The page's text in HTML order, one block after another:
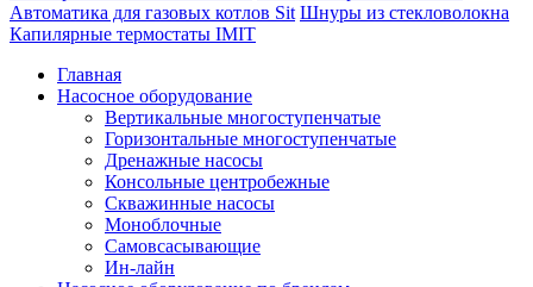
Автоматика для газовых котлов Sit Шнуры из стекловолокна
Капилярные термостаты IMIT
Главная
Насосное оборудование
Вертикальные многоступенчатые
Горизонтальные многоступенчатые
Дренажные насосы
Консольные центробежные
Скважинные насосы
Моноблочные
Самовсасывающие
Ин-лайн